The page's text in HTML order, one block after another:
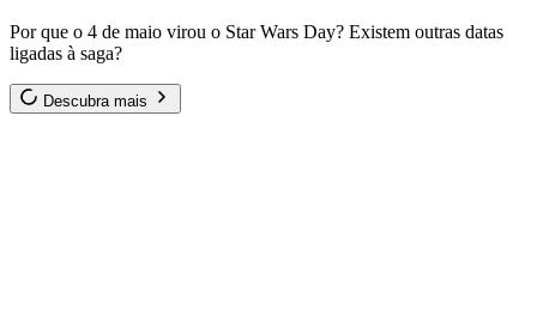
Por que o 4 de maio virou o Star Wars Day? Existem outras datas
ligadas à saga?
Descubra mais